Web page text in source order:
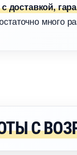
много
С